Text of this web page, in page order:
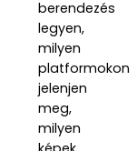
berendezés
legyen,
milyen
platformokon
jelenjen
meg,
milyen